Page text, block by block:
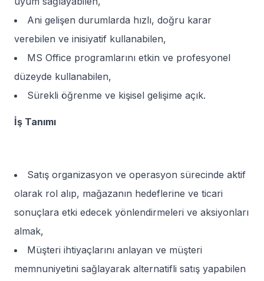
Ani gelişen durumlarda hızlı, doğru karar
verebilen ve inisiyatif kullanabilen,
MS Office programlarını etkin ve profesyonel
düzeyde kullanabilen,
Sürekli öğrenme ve kişisel gelişime açık.
İş Tanımı
Satış organizasyon ve operasyon sürecinde aktif
olarak rol alıp, mağazanın hedeflerine ve ticari
sonuçlara etki edecek yönlendirmeleri ve aksiyonları
almak,
Müşteri ihtiyaçlarını anlayan ve müşteri
memnuniyetini sağlayarak alternatifli satış yapabilen